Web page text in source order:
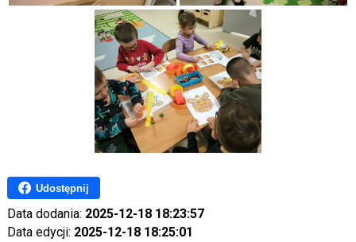
Udostępnij
Data dodania: 2025-12-18 18:23:57
Data edycji: 2025-12-18 18:25:01